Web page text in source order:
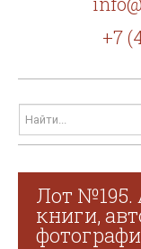
+7
Лот №195.
книги,